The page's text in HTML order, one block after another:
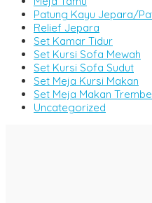
Patung Kayu Jepara/
Relief Jepara
Set Kamar Tidur
Set Kursi Sofa Mewah
Set Kursi Sofa Sudut
Set Meja Kursi Makan
Set Meja Makan
Uncategorized